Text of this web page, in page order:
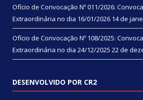
Ofício de Convocação Nº 011/2026:
Extraordinária no dia 16/01/2026 14 de
Ofício de Convocação Nº 108/2025:
Extraordinária no dia 24/12/2025 22 de
DESENVOLVIDO POR CR2